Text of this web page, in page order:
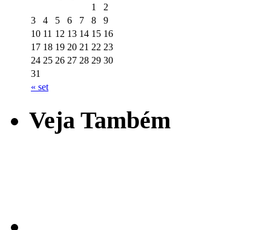
« set
1
2
3
4 5 6 7 8
9
10 11 12 13 14 15 16
17 18 19 20 21 22 23
24 25 26 27 28 29 30
31
Veja Também